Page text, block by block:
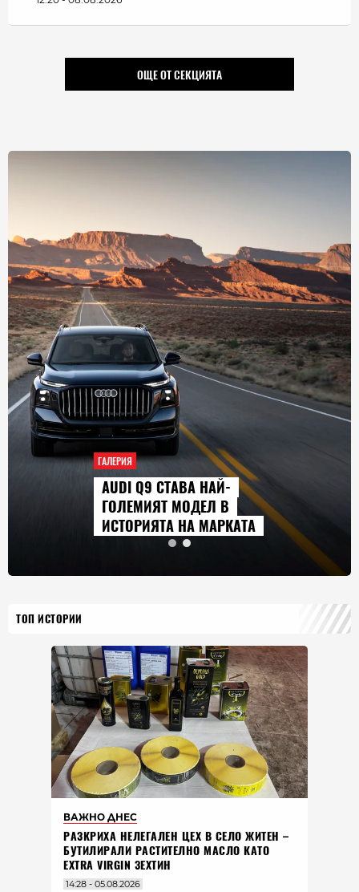
ОЩЕ ОТ СЕКЦИЯТА
НА МАРКАТА
2026 Г.
ТОП ИСТОРИИ
ВАЖНО ДНЕС
РАЗКРИХА НЕЛЕГАЛЕН ЦЕХ В СЕЛО ЖИТЕН –
БУТИЛИРАЛИ РАСТИТЕЛНО МАСЛО КАТО
EXTRA VIRGIN ЗЕХТИН
14:28 - 05.08.2026